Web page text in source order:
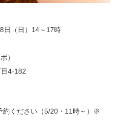
日（日）14～17時
）
4-182
約ください（5/20・11時～）※